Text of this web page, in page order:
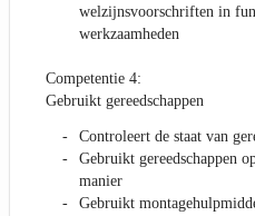
welzijnsvoorschriften in
werkzaamheden
Competentie 4:
Gebruikt gereedschappen
Controleert de staat van
Gebruikt gereedschappen
manier
Gebruikt